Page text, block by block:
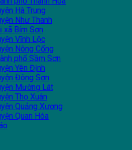
Hà Trung
Như Thanh
xã Bỉm Sơn
Vĩnh Lộc
Nông Cống
phố Sầm Sơn
Yên Định
Đông Sơn
Mường Lát
Thọ Xuân
Quảng Xương
Quan Hóa